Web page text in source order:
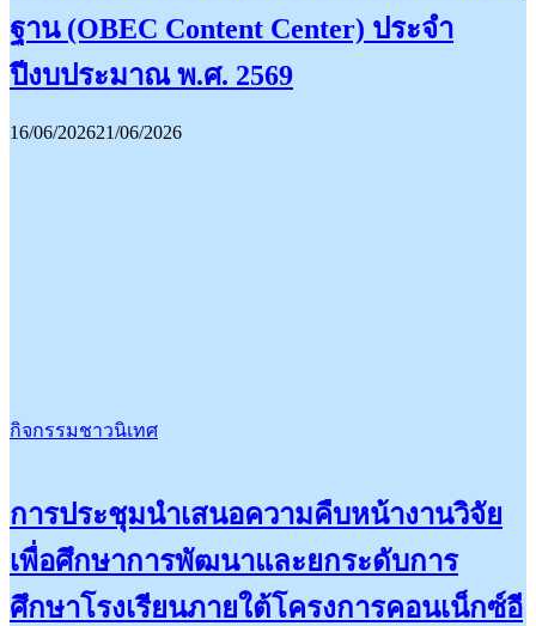
ฐาน (OBEC Content Center) ประจำ
ปีงบประมาณ​ พ.ศ. 2569
16/06/202621/06/2026
กิจกรรมชาวนิเทศ
การประชุมนำเสนอความคืบหน้างานวิจัย
เพื่อศึกษาการพัฒนาและยกระดับการ
ศึกษาโรงเรียนภายใต้โครงการคอนเน็กซ์อี